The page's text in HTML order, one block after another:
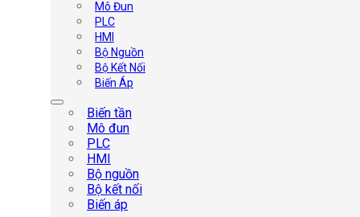
Mô Đun
PLC
HMI
Bộ Nguồn
Bộ Kết Nối
Biến Áp
Biến tần
Mô đun
PLC
HMI
Bộ nguồn
Bộ kết nối
Biến áp